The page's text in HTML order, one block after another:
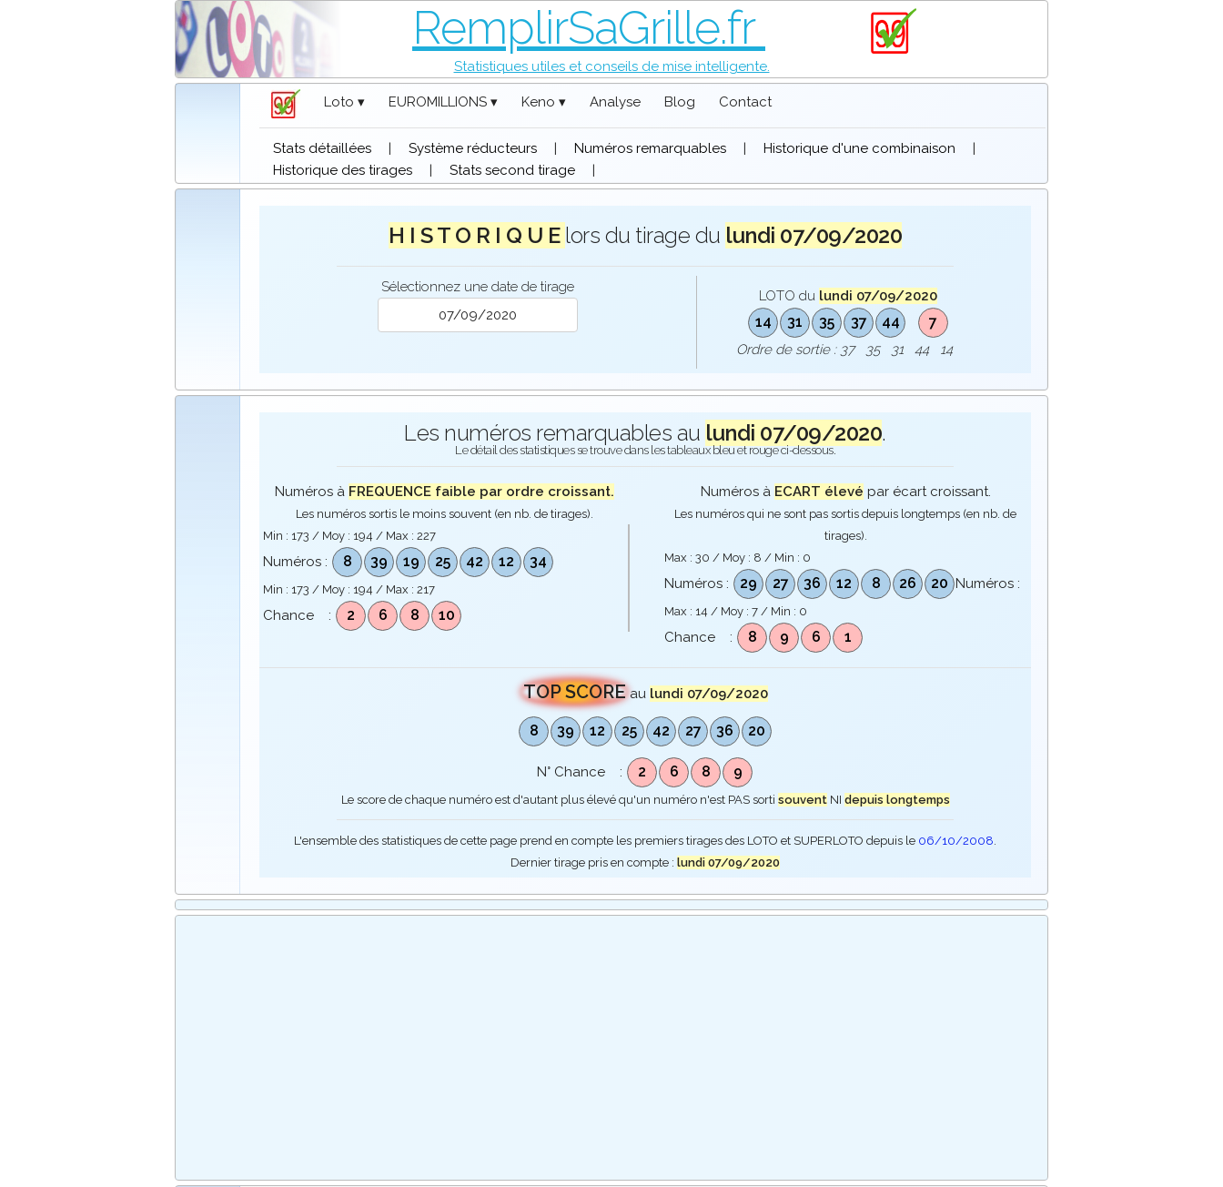
RemplirSaGrille.fr
Statistiques utiles et conseils de mise intelligente.
Loto ▾ EUROMILLIONS ▾ Keno ▾ Analyse Blog Contact
Stats détaillées | Système réducteurs | Numéros remarquables | Historique d'une combinaison
|
Historique des tirages
| Stats second tirage |
H I S T O R I Q U E lors du tirage du lundi 07/09/2020
Sélectionnez une date de tirage
LOTO du lundi 07/09/2020
14 31 35 37 44 7
Ordre de sortie : 37 35 31 44 14
Les numéros remarquables au lundi 07/09/2020.
Le détail des statistiques se trouve dans les tableaux bleu et rouge ci-dessous.
Numéros à FREQUENCE faible par ordre croissant.
Les numéros sortis le moins souvent (en nb. de tirages).
Min : 173 / Moy : 194 / Max :227
Numéros : 8 39 19 25 42 12 34
Min : 173 / Moy : 194 / Max :217
Chance : 2 6 8 10
Numéros à ECART élevé par écart croissant.
Les numéros qui ne sont pas sortis depuis longtemps (en nb. de
tirages).
Max : 30 / Moy : 8 / Min : 0
Numéros : 29 27 36 12 8 26 20 Numéros :
Max : 14 / Moy : 7 / Min : 0
Chance : 8 9 6 1
TOP SCORE au lundi 07/09/2020
8 39 12 25 42 27 36 20
N° Chance : 2 6 8 9
Le score de chaque numéro est d'autant plus élevé qu'un numéro n'est PAS sorti souventNI depuis longtemps
L'ensemble des statistiques de cette page prend en compte les premiers tirages des LOTO et SUPERLOTO depuis le 06/10/2008.
Dernier tirage pris en compte : lundi 07/09/2020